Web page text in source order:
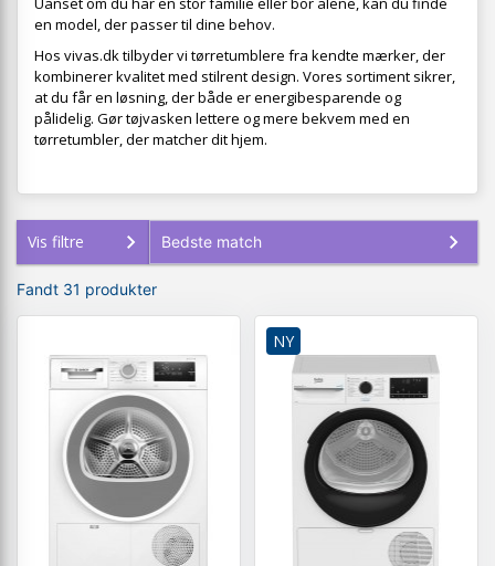
en model, der passer til dine behov.
Hos vivas.dk tilbyder vi tørretumblere fra kendte mærker, der
kombinerer kvalitet med stilrent design. Vores sortiment sikrer,
at du får en løsning, der både er energibesparende og
pålidelig. Gør tøjvasken lettere og mere bekvem med en
tørretumbler, der matcher dit hjem.
Vis filtre
Fandt 31 produkter
NY